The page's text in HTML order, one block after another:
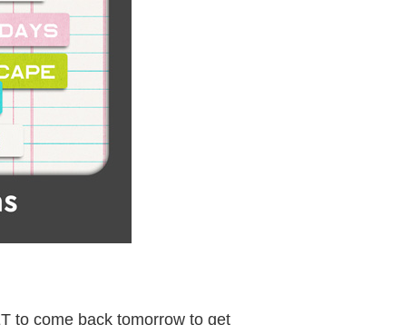
to come back tomorrow to get